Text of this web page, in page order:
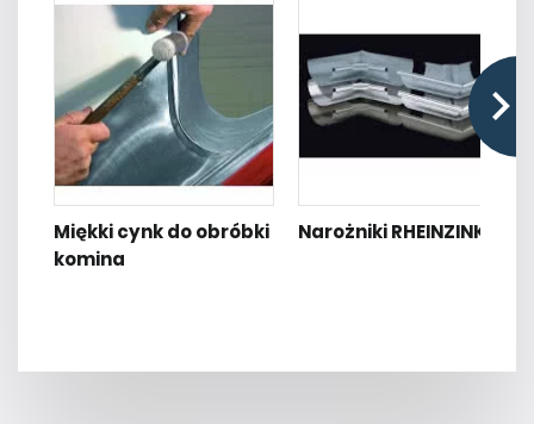
Miękki cynk do obróbki
komina
Narożniki RHEINZINK